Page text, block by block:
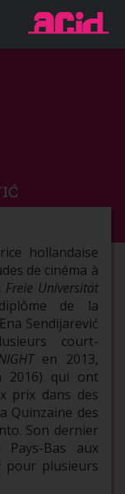
hollandaise
de cinéma à
Freie Universität
de la
Sendijarević
court-
en 2013,
qui ont
prix dans des
Quinzaine des
Son dernier
Bas aux
pour plusieurs